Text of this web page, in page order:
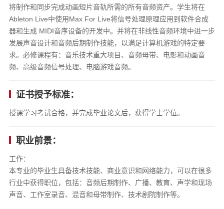
将制作和同步完成动画短片音轨所需的所有音频资产。学生将在
Ableton Live中使用Max For Live将信号处理原理应用到软件合成
器和生成 MIDI音序设备的开发中。并将在非线性音频环境中进一步
发展声音设计和音频后期制作技能，以满足计算机游戏的特定要
求。必修课程有：音乐技术重大项目、音频母带、电影和动画音
频、高级音频信号处理、电脑游戏音频。
证书授予标准：
授课学习考试合格，并完成毕业论文后，获得学士学位。
职业前景：
工作：
本专业的毕业生具备技术技能、商业意识和网络能力，可以在很多
行业中获得职位，包括：音频后期制作、广播、教育、声学和现场
声音、工作室录音、混音和母带制作、技术剧院制作等。